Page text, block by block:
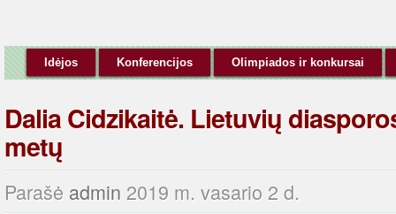
Idėjos Konferencijos Olimpiados ir konkursai
Dalia Cidzikaitė. Lietuvių
metų
Parašė admin 2019 m. vasario 2 d.